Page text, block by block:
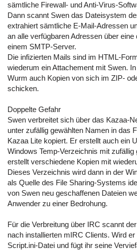
sämtliche Firewall- und Anti-Virus-
Dann scannt Swen das Datei­system
extrahiert sämtliche E-Mail-Adressen
an alle verfügbaren Adressen über eine
einem SMTP-Server.
Die infizierten Mails sind im HTML-
wiederum ein Attachement mit Swen.
Wurm auch Kopien von sich im ZIP-
schicken.
Doppelte Gefahr
Swen verbreitet sich über das Kazaa-
unter zufällig gewählten Namen in das
Kazaa Lite kopiert. Er erstellt auch ein
Windows Temp-Verzeichnis mit
erstellt verschiedene Kopien mit
Dieses Verzeichnis wird dann in der
als Quelle des File Sharing-Systems
von Swen neu geschaffenen Dateien
Anwender zu einer Bedrohung.
Für die Verbreitung über IRC scannt
nach installierten mIRC Clients. Wird
Script.ini-Datei und fügt ihr seine